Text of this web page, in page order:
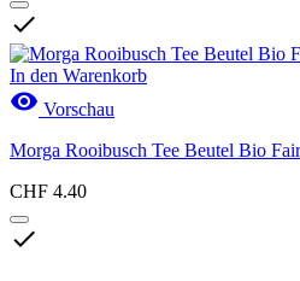

In den Warenkorb
 Vorschau
Morga Rooibusch Tee Beutel Bio
CHF 4.40
